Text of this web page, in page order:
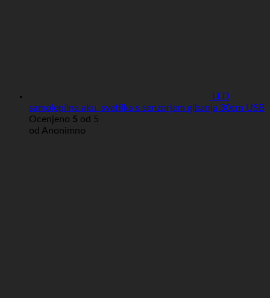
LED
samolepilna aku. svetilka s senzorjem gibanja 30cm USB
Ocenjeno 5 od 5
od Anonimno